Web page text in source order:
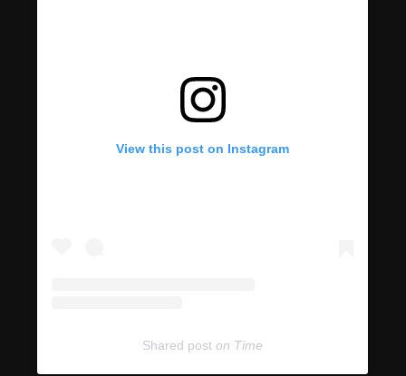
View this post on Instagram
Shared post on Time